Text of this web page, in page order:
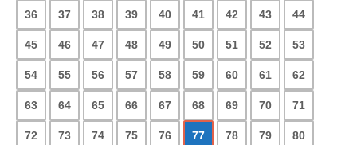
36 37 38 39 40 41 42 43 44
45 46 47 48 49 50 51 52 53
54 55 56 57 58 59 60 61 62
63 64 65 66 67 68 69 70 71
72 73 74 75 76 77 78 79 80